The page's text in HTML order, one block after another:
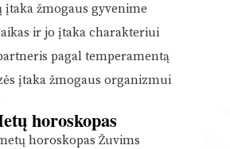
įtaka žmogaus gyvenime
ir jo įtaka charakteriui
pagal temperamentą
įtaka žmogaus organizmui
horoskopas
horoskopas Žuvims